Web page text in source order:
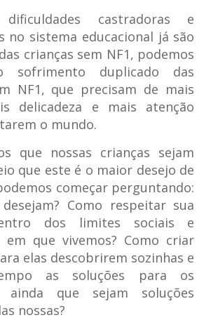
castradoras e
no sistema educacional já são
crianças sem NF1, podemos
sofrimento duplicado das
NF1, que precisam de mais
delicadeza e mais atenção
o mundo.
que nossas crianças sejam
que este é o maior desejo de
começar perguntando:
Como respeitar sua
dos limites sociais e
em que vivemos? Como criar
elas descobrirem sozinhas e
as soluções para os
ainda que sejam soluções
nossas?